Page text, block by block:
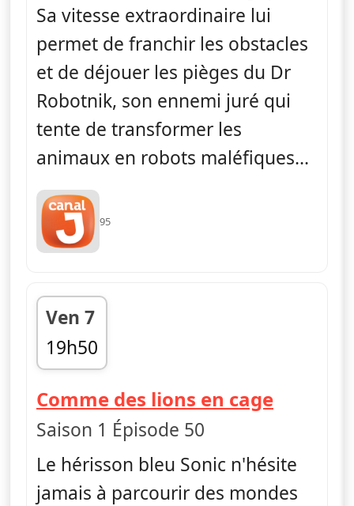
Sa vitesse extraordinaire lui
permet de franchir les obstacles
et de déjouer les pièges du Dr
Robotnik, son ennemi juré qui
tente de transformer les
animaux en robots maléfiques...
95
Ven 7
19h50
fin 20h05
Comme des lions en cage— Sonic
Saison 1 Épisode 50
Le hérisson bleu Sonic n'hésite
jamais à parcourir des mondes